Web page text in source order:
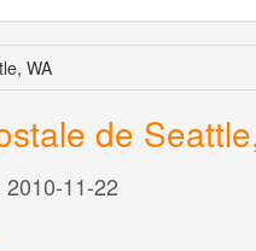
WA
de
11-22